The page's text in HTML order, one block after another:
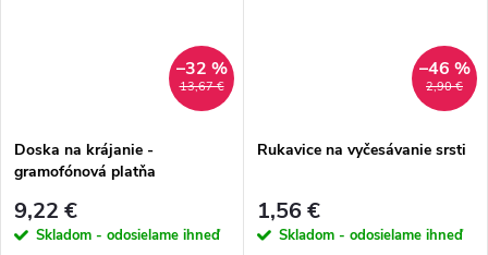
13,67 €
–32 %
Doska na krájanie -
gramofónová platňa
9,22 €
Skladom - odosielame ihneď
2,90 €
–46 %
Rukavice na vyčesávanie srsti
1,56 €
Skladom - odosielame ihneď